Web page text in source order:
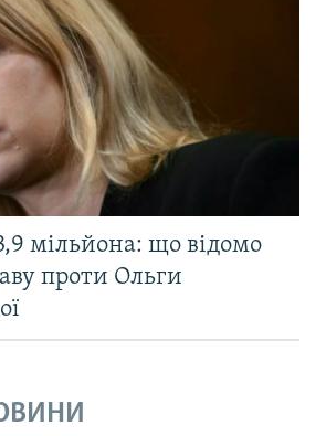
мільйона: що відомо
проти Ольги